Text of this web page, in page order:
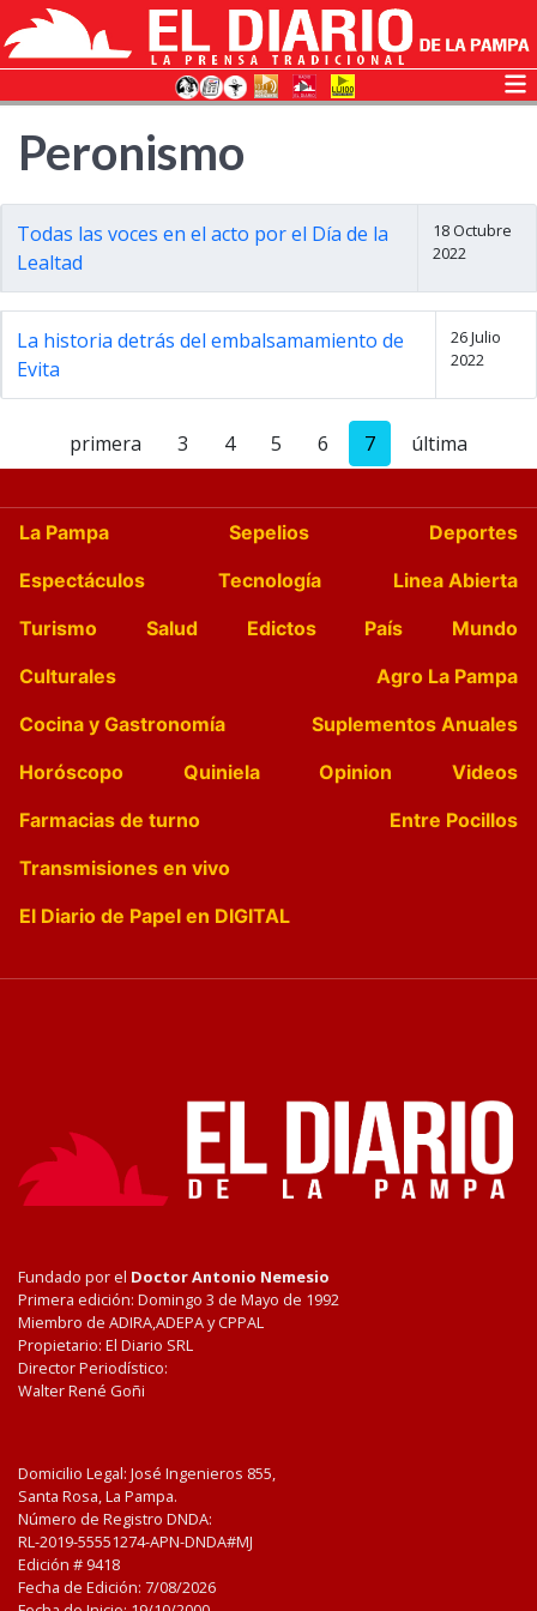
Peronismo
Todas las voces en el acto por el Día de la
Lealtad
18 Octubre
2022
La historia detrás del embalsamamiento de
Evita
26 Julio
2022
primera 3 4 5 6 7 última
La Pampa Sepelios
Deportes
Espectáculos
Tecnología
Linea Abierta
Turismo
Salud Edictos País
Mundo
Culturales
Agro La Pampa
Cocina y Gastronomía
Suplementos Anuales
Horóscopo
Quiniela Opinion
Videos
Farmacias de turno
Entre Pocillos
Transmisiones en vivo
El Diario de Papel en DIGITAL
Fundado por el Doctor Antonio Nemesio
Primera edición: Domingo 3 de Mayo de 1992
Miembro de ADIRA,ADEPA y CPPAL
Propietario: El Diario SRL
Director Periodístico:
Walter René Goñi
Domicilio Legal: José Ingenieros 855,
Santa Rosa, La Pampa.
Número de Registro DNDA:
RL-2019-55551274-APN-DNDA#MJ
Edición # 9418
Fecha de Edición: 7/08/2026